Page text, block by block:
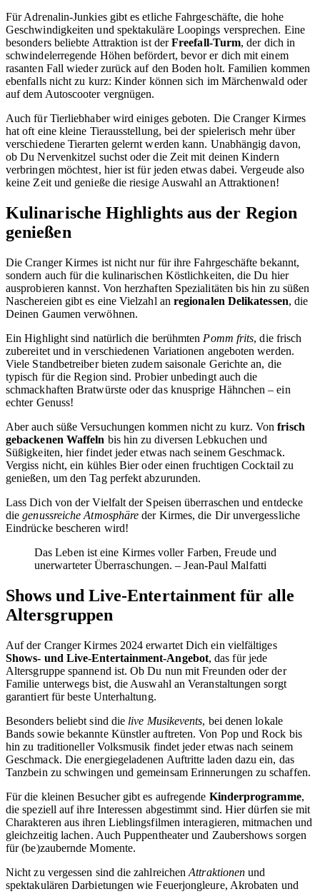
Für Adrenalin-Junkies gibt es etliche Fahrgeschäfte, die hohe
Geschwindigkeiten und spektakuläre Loopings versprechen. Eine
besonders beliebte Attraktion ist derFreefall-Turm, der dich in
schwindelerregende Höhen befördert, bevor er dich mit einem
rasanten Fall wieder zurück auf den Boden holt. Familien kommen
ebenfalls nicht zu kurz: Kinder können sich im Märchenwald oder
auf dem Autoscooter vergnügen.
Auch für Tierliebhaber wird einiges geboten. Die Cranger Kirmes
hat oft eine kleine Tierausstellung, bei der spielerisch mehr über
verschiedene Tierarten gelernt werden kann. Unabhängig davon,
ob Du Nervenkitzel suchst oder die Zeit mit deinen Kindern
verbringen möchtest, hier ist für jeden etwas dabei. Vergeude also
keine Zeit und genieße die riesige Auswahl an Attraktionen!
Kulinarische Highlights aus der Region
genießen
Die Cranger Kirmes ist nicht nur für ihre Fahrgeschäfte bekannt,
sondern auch für die kulinarischen Köstlichkeiten, die Du hier
ausprobieren kannst. Von herzhaften Spezialitäten bis hin zu süßen
Naschereien gibt es eine Vielzahl an regionalen Delikatessen, die
Deinen Gaumen verwöhnen.
Ein Highlight sind natürlich die berühmten Pomm frits, die frisch
zubereitet und in verschiedenen Variationen angeboten werden.
Viele Standbetreiber bieten zudem saisonale Gerichte an, die
typisch für die Region sind. Probier unbedingt auch die
schmackhaften Bratwürste oder das knusprige Hähnchen – ein
echter Genuss!
Aber auch süße Versuchungen kommen nicht zu kurz. Vonfrisch
gebackenen Waffeln bis hin zu diversen Lebkuchen und
Süßigkeiten, hier findet jeder etwas nach seinem Geschmack.
Vergiss nicht, ein kühles Bier oder einen fruchtigen Cocktail zu
genießen, um den Tag perfekt abzurunden.
Lass Dich von der Vielfalt der Speisen überraschen und entdecke
diegenussreiche Atmosphäre der Kirmes, die Dir unvergessliche
Eindrücke bescheren wird!
Das Leben ist eine Kirmes voller Farben, Freude und
unerwarteter Überraschungen. – Jean-Paul Malfatti
Shows und Live-Entertainment für alle
Altersgruppen
Auf der Cranger Kirmes 2024 erwartet Dich ein vielfältiges
Shows- und Live-Entertainment-Angebot, das für jede
Altersgruppe spannend ist. Ob Du nun mit Freunden oder der
Familie unterwegs bist, die Auswahl an Veranstaltungen sorgt
garantiert für beste Unterhaltung.
Besonders beliebt sind die live Musikevents, bei denen lokale
Bands sowie bekannte Künstler auftreten. Von Pop und Rock bis
hin zu traditioneller Volksmusik findet jeder etwas nach seinem
Geschmack. Die energiegeladenen Auftritte laden dazu ein, das
Tanzbein zu schwingen und gemeinsam Erinnerungen zu schaffen.
Für die kleinen Besucher gibt es aufregende Kinderprogramme,
die speziell auf ihre Interessen abgestimmt sind. Hier dürfen sie mit
Charakteren aus ihren Lieblingsfilmen interagieren, mitmachen und
gleichzeitig lachen. Auch Puppentheater und Zaubershows sorgen
für (be)zaubernde Momente.
Nicht zu vergessen sind die zahlreichenAttraktionen und
spektakulären Darbietungen wie Feuerjongleure, Akrobaten und